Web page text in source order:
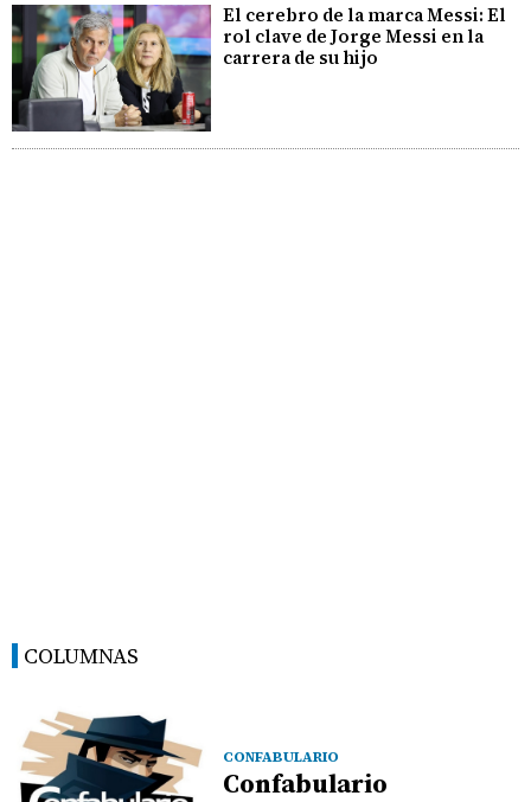
El cerebro de la marca Messi: El
rol clave de Jorge Messi en la
carrera de su hijo
COLUMNAS
CONFABULARIO
Confabulario